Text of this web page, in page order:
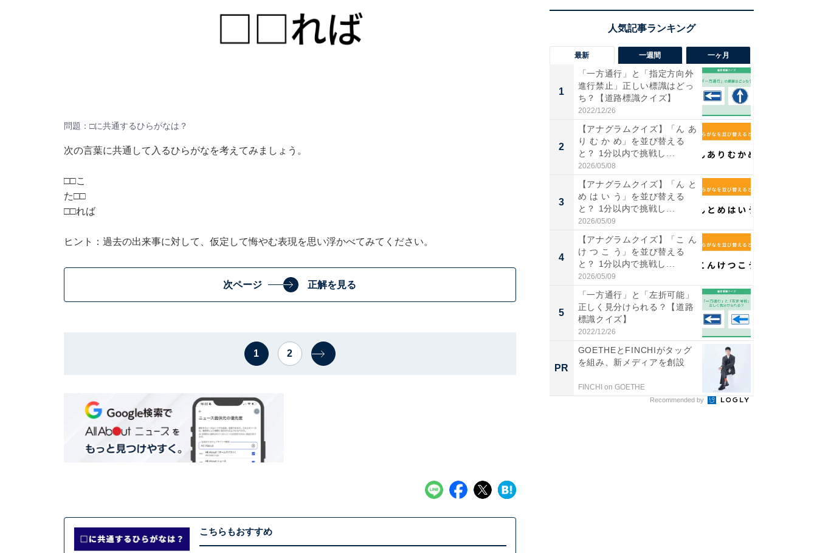
問題：□に共通するひらがなは？
次の言葉に共通して入るひらがなを考えてみましょう。
□□こ
た□□
□□れば
ヒント：過去の出来事に対して、仮定して悔やむ表現を思い浮かべてみてください。
次ページ 正解を見る
1 2
こちらもおすすめ
最新 一週間 一ヶ月
1
「一方通行」と「指定方向外
進行禁止」正しい標識はどっ
ち？【道路標識クイズ】
2022/12/26
2
【アナグラムクイズ】「ん あ
り む か め」を並び替える
と？ 1分以内で挑戦し...
2026/05/08
3
【アナグラムクイズ】「ん と
め は い う」を並び替える
と？ 1分以内で挑戦し...
2026/05/09
4
【アナグラムクイズ】「こ ん
け つ こ う」を並び替える
と？ 1分以内で挑戦し...
2026/05/09
5
「一方通行」と「左折可能」
正しく見分けられる？【道路
標識クイズ】
2022/12/26
PR
GOETHEとFINCHIがタッグ
を組み、新メディアを創設
FINCHI on GOETHE
Recommended by